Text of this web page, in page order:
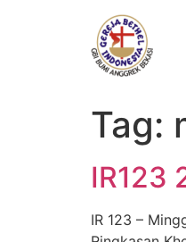
Tag:
IR123
IR 123 –